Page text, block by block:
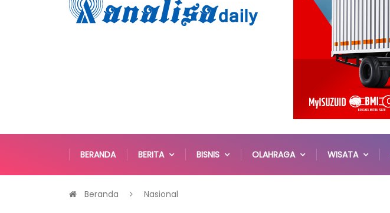
BERANDA BERITA BISNIS OLAHRAGA WISATA
Beranda Nasional